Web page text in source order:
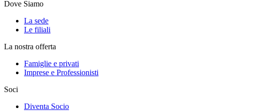
Dove Siamo
La sede
Le filiali
La nostra offerta
Famiglie e privati
Imprese e Professionisti
Soci
Diventa Socio